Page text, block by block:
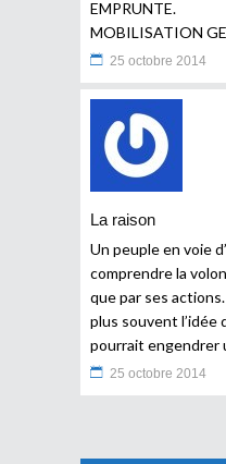
EMPRUNTE.
MOBILISATION
25 octobre 2014
La raison
Un peuple en voie
comprendre la
que par ses
plus souvent
pourrait engendrer
25 octobre 2014